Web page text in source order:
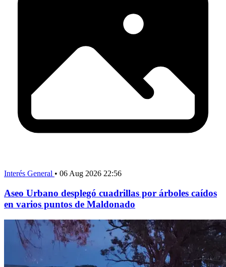
Interés General • 06 Aug 2026 22:56
Aseo Urbano desplegó cuadrillas por árboles caídos
en varios puntos de Maldonado